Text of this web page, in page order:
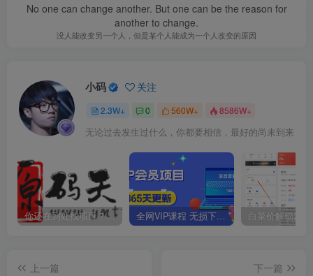
No one can change another. But one can be the reason for
another to change.
没人能改变另一个人，但是某个人能成为一个人改变的原因
小码 关注
2.3W+ 0 560W+ 8586W+
无论过去发生过什么，你都要相信，最好的尚未到来
你还在到处找项目？还在当韭菜？我靠卖项目一个月收入5万+，曾经我也是个失败者。 全网VIP课程 无损下载~
上一篇
下一篇